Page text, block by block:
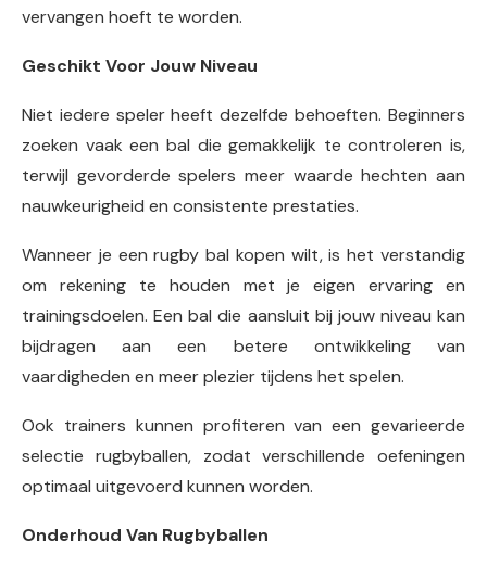
vervangen hoeft te worden.
Geschikt Voor Jouw Niveau
Niet iedere speler heeft dezelfde behoeften. Beginners
zoeken vaak een bal die gemakkelijk te controleren is,
terwijl gevorderde spelers meer waarde hechten aan
nauwkeurigheid en consistente prestaties.
Wanneer je een rugby bal kopen wilt, is het verstandig
om rekening te houden met je eigen ervaring en
trainingsdoelen. Een bal die aansluit bij jouw niveau kan
bijdragen aan een betere ontwikkeling van
vaardigheden en meer plezier tijdens het spelen.
Ook trainers kunnen profiteren van een gevarieerde
selectie rugbyballen, zodat verschillende oefeningen
optimaal uitgevoerd kunnen worden.
Onderhoud Van Rugbyballen